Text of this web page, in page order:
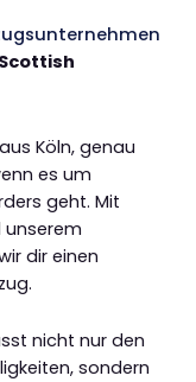
Köln, genau
es um
geht. Mit
unserem
dir einen
nicht nur den
sondern